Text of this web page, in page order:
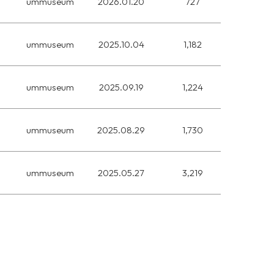
ummuseum 2025.10.04 1,182
ummuseum 2025.09.19 1,224
ummuseum 2025.08.29 1,730
ummuseum 2025.05.27 3,219